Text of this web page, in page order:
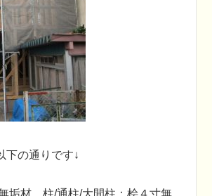
の通りです↓
垢材 柱/通柱/大間柱：桧４寸無